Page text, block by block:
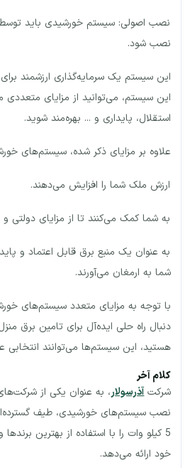
نصب اصولی: سیستم خورشیدی باید
نصب شود.
این سیستم یک سرمایه‌گذاری ارزشمند برای
این سیستم، می‌توانید از مزایای متعددی
استقلال، پایداری و ... بهره‌مند شوید.
علاوه بر مزایای ذکر شده، سیستم‌های خورشیدی 5
ارزش ملک شما را افزایش می‌دهند.
به شما کمک می‌کنند تا از مزایای دولتی و
به عنوان یک منبع برق قابل اعتماد و
شما به ارمغان می‌آورند.
دنبال راه حلی ایده‌آل برای تامین برق
هستید، این سیستم‌ها می‌توانند انتخابی
کلام آخر
شرکتآذرسولار، به عنوان یکی از
نصب سیستم‌های خورشیدی، طیف
5 کیلو وات را با استفاده از بهترین
خود ارائه می‌دهد.